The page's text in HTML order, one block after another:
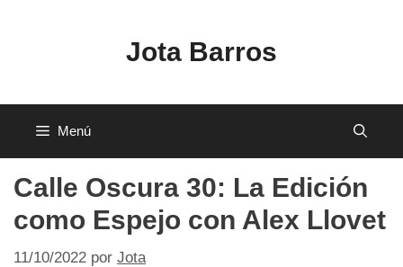
Jota Barros
Menú
Calle Oscura 30: La Edición
como Espejo con Alex Llovet
11/10/2022 por Jota